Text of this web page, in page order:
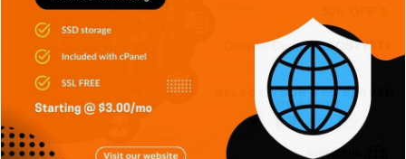
SIN CATEGORÍA
WordPress
M. Varela May 29, 2021 0